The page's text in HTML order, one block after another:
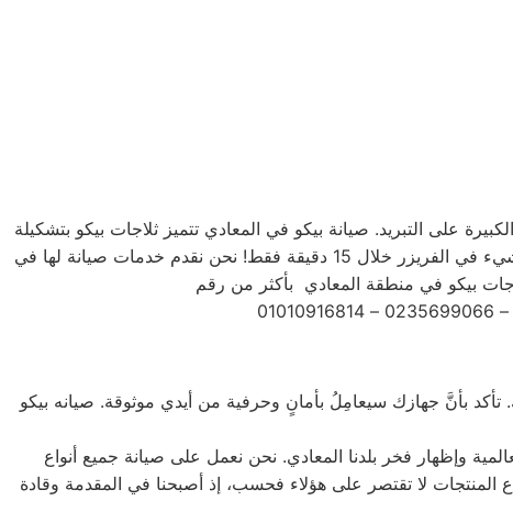
على التبريد. صيانة بيكو في المعادي تتميز ثلاجات بيكو بتشكيلة
متنوعة من الأحجام، حيث تتوفر الصغيرة ذات السعة الكبيرة ذات السعة الأكبر لتلبية جميع احتياجات المستخدم . يمكنك تجميد أي شيء في الفريزر خلال 15 دقيقة فقط! نحن نقدم خدمات صيانة لها في
بأنَّ جهازك سيعامِلُ بأمانٍ وحرفية من أيدي موثوقة. صيانه بيكو
وإظهار فخر بلدنا المعادي. نحن نعمل على صيانة جميع أنواع
والتحميل الأمامي والتحميل العلوي، بالإضافة إلى غسالات 7 كيلو و 10 كيلو و 14 كيلو. جميع أنواع المنتجات لا تقتصر على هؤلاء فحسب، إذ أصبحنا في المقدمة وقادة